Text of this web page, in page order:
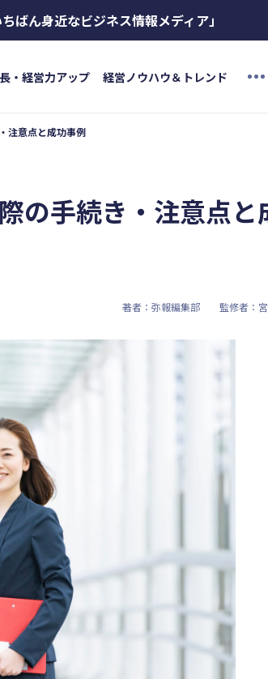
ちばん身近なビジネス情報メディア」
#インボイス #インボイス制度
#資金調達
#DX #生産性
無料で会計ソフトを試す
・経営力アップ 経営ノウハウ＆トレンド
#クラブオフ
注意点と成功事例
の手続き・注意点と
著者：弥報編集部 監修者：